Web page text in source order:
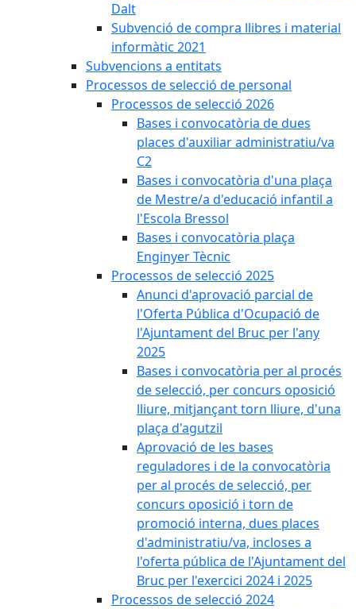
Dalt
Subvenció de compra llibres i material
informàtic 2021
Subvencions a entitats
Processos de selecció de personal
Processos de selecció 2026
Bases i convocatòria de dues
places d'auxiliar administratiu/va
C2
Bases i convocatòria d'una plaça
de Mestre/a d'educació infantil a
l'Escola Bressol
Bases i convocatòria plaça
Enginyer Tècnic
Processos de selecció 2025
Anunci d'aprovació parcial de
l'Oferta Pública d'Ocupació de
l'Ajuntament del Bruc per l'any
2025
Bases i convocatòria per al procés
de selecció, per concurs oposició
lliure, mitjançant torn lliure, d'una
plaça d'agutzil
Aprovació de les bases
reguladores i de la convocatòria
per al procés de selecció, per
concurs oposició i torn de
promoció interna, dues places
d'administratiu/va, incloses a
l'oferta pública de l'Ajuntament del
Bruc per l'exercici 2024 i 2025
Processos de selecció 2024